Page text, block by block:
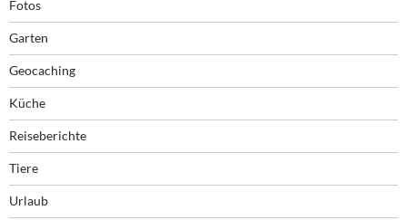
Fotos
Garten
Geocaching
Küche
Reiseberichte
Tiere
Urlaub